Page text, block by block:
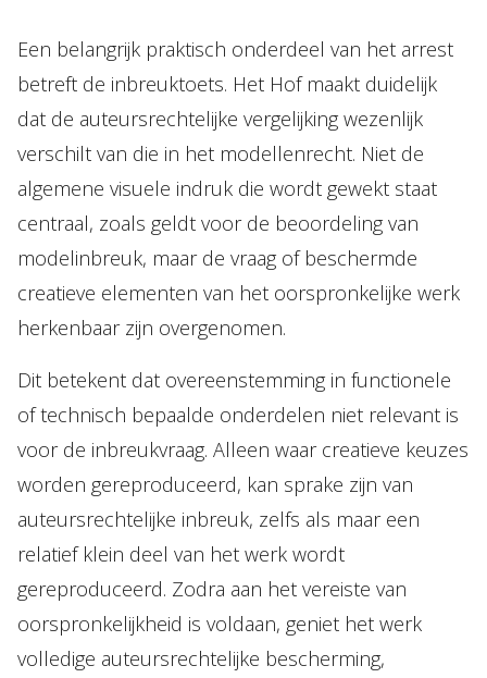
Een belangrijk praktisch onderdeel van het arrest
betreft de inbreuktoets. Het Hof maakt duidelijk
dat de auteursrechtelijke vergelijking wezenlijk
verschilt van die in het modellenrecht. Niet de
algemene visuele indruk die wordt gewekt staat
centraal, zoals geldt voor de beoordeling van
modelinbreuk, maar de vraag of beschermde
creatieve elementen van het oorspronkelijke werk
herkenbaar zijn overgenomen.
Dit betekent dat overeenstemming in functionele
of technisch bepaalde onderdelen niet relevant is
voor de inbreukvraag. Alleen waar creatieve keuzes
worden gereproduceerd, kan sprake zijn van
auteursrechtelijke inbreuk, zelfs als maar een
relatief klein deel van het werk wordt
gereproduceerd. Zodra aan het vereiste van
oorspronkelijkheid is voldaan, geniet het werk
volledige auteursrechtelijke bescherming,